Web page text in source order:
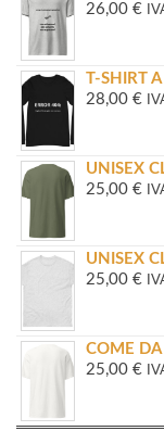
26,00 €
T-SHIRT
28,00 €
UNISEX
25,00 €
UNISEX
25,00 €
COME
25,00 €